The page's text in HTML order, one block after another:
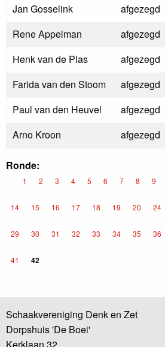
Jan Gosselink
afgezegd
Rene Appelman
afgezegd
Henk van de Plas
afgezegd
Farida van den Stoom
afgezegd
Paul van den Heuvel
afgezegd
Arno Kroon
afgezegd
Ronde:
1 2 3 4 5 6 7 8 9
14 15 16 17 18 19 20 24
29 30 31 32 33 34 35 36
41 42
Schaakvereniging Denk en Zet
Dorpshuis 'De Boei'